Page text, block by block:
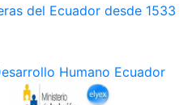
del Ecuador desde 1533
Humano Ecuador